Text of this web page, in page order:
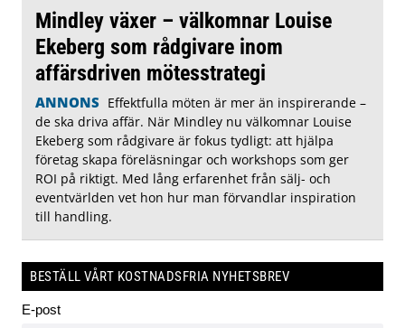
Mindley växer – välkomnar Louise
Ekeberg som rådgivare inom
affärsdriven mötesstrategi
ANNONS Effektfulla möten är mer än inspirerande –
de ska driva affär. När Mindley nu välkomnar Louise
Ekeberg som rådgivare är fokus tydligt: att hjälpa
företag skapa föreläsningar och workshops som ger
ROI på riktigt. Med lång erfarenhet från sälj- och
eventvärlden vet hon hur man förvandlar inspiration
till handling.
BESTÄLL VÅRT KOSTNADSFRIA NYHETSBREV
E-post